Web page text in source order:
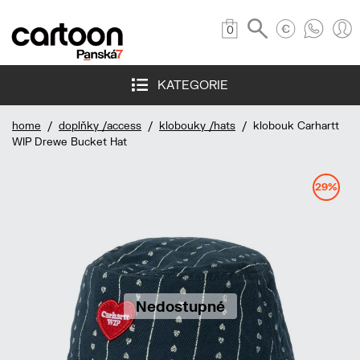
0
KATEGORIE
home / doplňky /access / klobouky /hats / klobouk Carhartt
WIP Drewe Bucket Hat
Nedostupné
29%